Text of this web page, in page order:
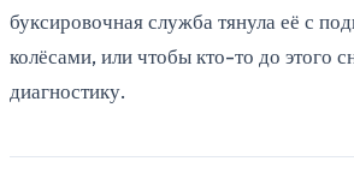
буксировочная служба тянула её с
колёсами, или чтобы кто-то до этого
диагностику.